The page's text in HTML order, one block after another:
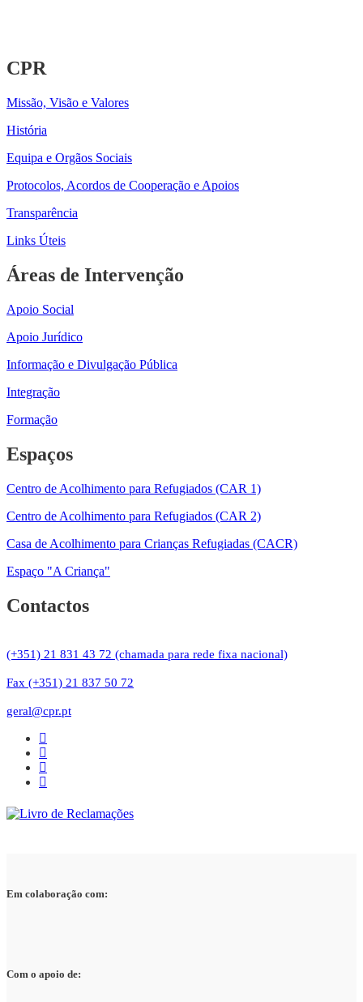
CPR
Missão, Visão e Valores
História
Equipa e Orgãos Sociais
Protocolos, Acordos de Cooperação e Apoios
Transparência
Links Úteis
Áreas de Intervenção
Apoio Social
Apoio Jurídico
Informação e Divulgação Pública
Integração
Formação
Espaços
Centro de Acolhimento para Refugiados (CAR 1)
Centro de Acolhimento para Refugiados (CAR 2)
Casa de Acolhimento para Crianças Refugiadas (CACR)
Espaço "A Criança"
Contactos
(+351) 21 831 43 72 (chamada para rede fixa nacional)
Fax (+351) 21 837 50 72
geral@cpr.pt
Em colaboração com:
Com o apoio de: